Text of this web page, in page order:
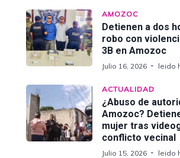
AMOZOC
Detienen a dos
robo con
3B en Amozoc
Julio 16, 2026 leido
ACTUALIDAD
¿Abuso de
Amozoc?
mujer tras
conflicto vecinal
Julio 15, 2026 leido